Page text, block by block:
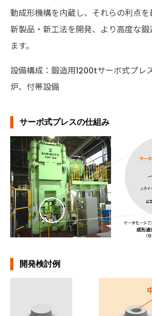
動成形機構を内蔵し、それらの利点
新製品・新工法を開発、より高度な
ます。
設備構成：鍛造用1200tサーボ式プレ
炉、付帯設備
サーボ式プレスの仕組み
開発検討例